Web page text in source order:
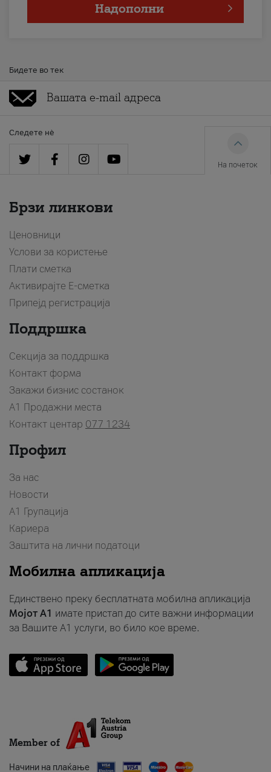
Надополни
Бидете во тек
Следете нè
На почеток
Брзи линкови
Ценовници
Услови за користење
Плати сметка
Активирајте Е-сметка
Припејд регистрација
Поддршка
Секција за поддршка
Контакт форма
Закажи бизнис состанок
A1 Продажни места
Контакт центар 077 1234
Профил
За нас
Новости
А1 Групација
Кариера
Заштита на лични податоци
Мобилна апликација
Единствено преку бесплатната мобилна апликација
Мојот A1 имате пристап до сите важни информации
за Вашите A1 услуги, во било кое време.
Member of
Начини на плаќање